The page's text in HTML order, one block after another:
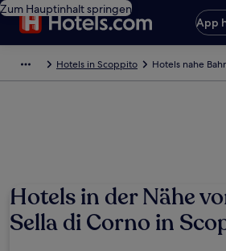
Zum Hauptinhalt springen
App
Hotels in Scoppito Hotels nahe
Hotels in der Nähe
Sella di Corno in